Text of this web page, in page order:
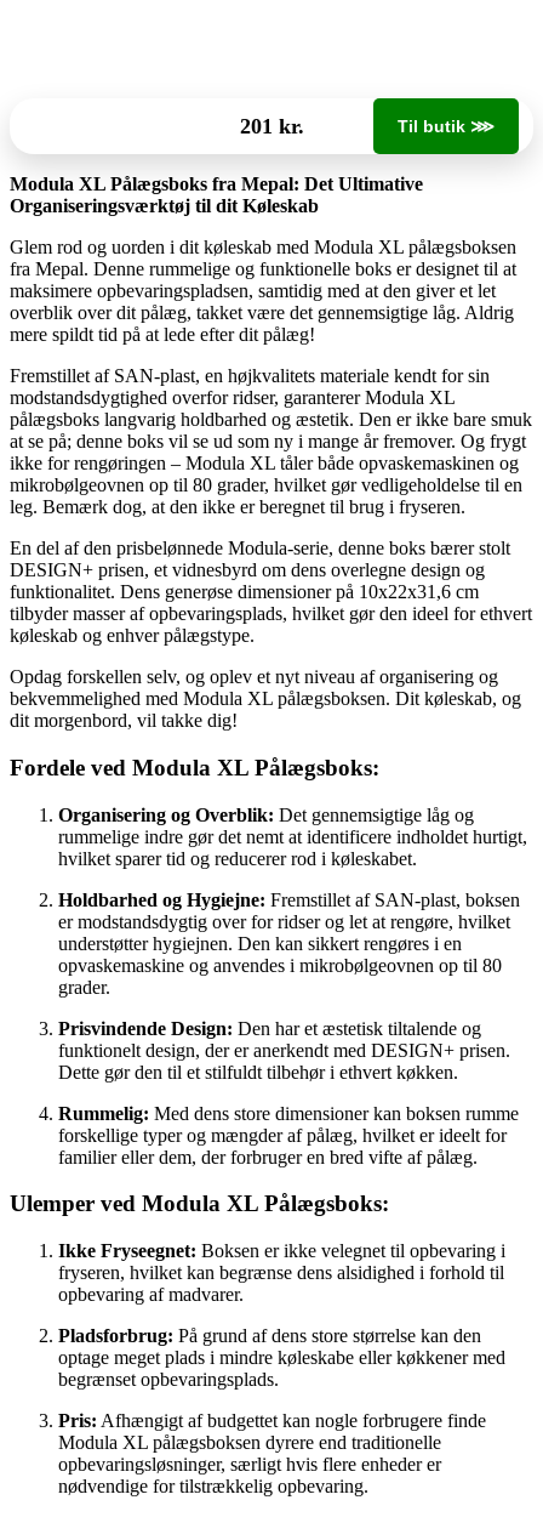
201 kr. Til butik ⋙
Modula XL Pålægsboks fra Mepal: Det Ultimative
Organiseringsværktøj til dit Køleskab
Glem rod og uorden i dit køleskab med Modula XL pålægsboksen
fra Mepal. Denne rummelige og funktionelle boks er designet til at
maksimere opbevaringspladsen, samtidig med at den giver et let
overblik over dit pålæg, takket være det gennemsigtige låg. Aldrig
mere spildt tid på at lede efter dit pålæg!
Fremstillet af SAN-plast, en højkvalitets materiale kendt for sin
modstandsdygtighed overfor ridser, garanterer Modula XL
pålægsboks langvarig holdbarhed og æstetik. Den er ikke bare smuk
at se på; denne boks vil se ud som ny i mange år fremover. Og frygt
ikke for rengøringen – Modula XL tåler både opvaskemaskinen og
mikrobølgeovnen op til 80 grader, hvilket gør vedligeholdelse til en
leg. Bemærk dog, at den ikke er beregnet til brug i fryseren.
En del af den prisbelønnede Modula-serie, denne boks bærer stolt
DESIGN+ prisen, et vidnesbyrd om dens overlegne design og
funktionalitet. Dens generøse dimensioner på 10x22x31,6 cm
tilbyder masser af opbevaringsplads, hvilket gør den ideel for ethvert
køleskab og enhver pålægstype.
Opdag forskellen selv, og oplev et nyt niveau af organisering og
bekvemmelighed med Modula XL pålægsboksen. Dit køleskab, og
dit morgenbord, vil takke dig!
Fordele ved Modula XL Pålægsboks:
Organisering og Overblik: Det gennemsigtige låg og
rummelige indre gør det nemt at identificere indholdet hurtigt,
hvilket sparer tid og reducerer rod i køleskabet.
Holdbarhed og Hygiejne: Fremstillet af SAN-plast, boksen
er modstandsdygtig over for ridser og let at rengøre, hvilket
understøtter hygiejnen. Den kan sikkert rengøres i en
opvaskemaskine og anvendes i mikrobølgeovnen op til 80
grader.
Prisvindende Design: Den har et æstetisk tiltalende og
funktionelt design, der er anerkendt med DESIGN+ prisen.
Dette gør den til et stilfuldt tilbehør i ethvert køkken.
Rummelig: Med dens store dimensioner kan boksen rumme
forskellige typer og mængder af pålæg, hvilket er ideelt for
familier eller dem, der forbruger en bred vifte af pålæg.
Ulemper ved Modula XL Pålægsboks:
Ikke Fryseegnet: Boksen er ikke velegnet til opbevaring i
fryseren, hvilket kan begrænse dens alsidighed i forhold til
opbevaring af madvarer.
Pladsforbrug: På grund af dens store størrelse kan den
optage meget plads i mindre køleskabe eller køkkener med
begrænset opbevaringsplads.
Pris: Afhængigt af budgettet kan nogle forbrugere finde
Modula XL pålægsboksen dyrere end traditionelle
opbevaringsløsninger, særligt hvis flere enheder er
nødvendige for tilstrækkelig opbevaring.